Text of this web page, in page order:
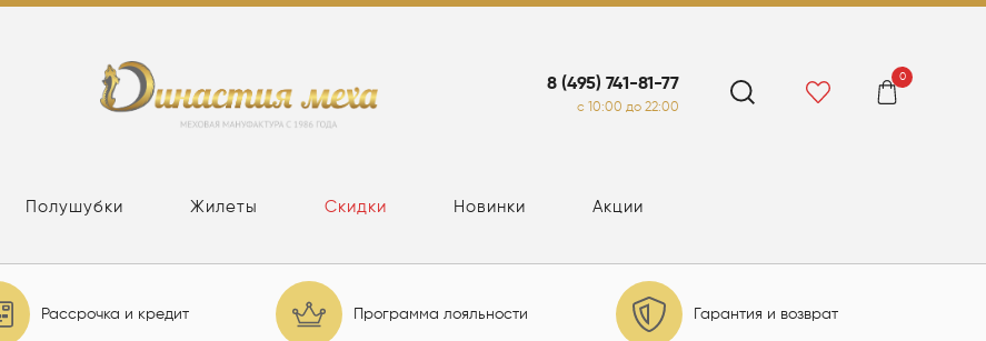
8 (495) 741-81-77
c 10:00 до 22:00
0
Полушубки Жилеты Скидки Новинки Акции
Рассрочка и кредит Программа лояльности Гарантия и возврат